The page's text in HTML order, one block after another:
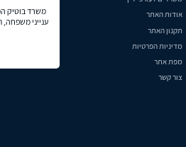
אודות האתר
תקנון האתר
מדיניות הפרטיות
מפת אתר
צור קשר
משרד בוטיק
ענייני משפחה,